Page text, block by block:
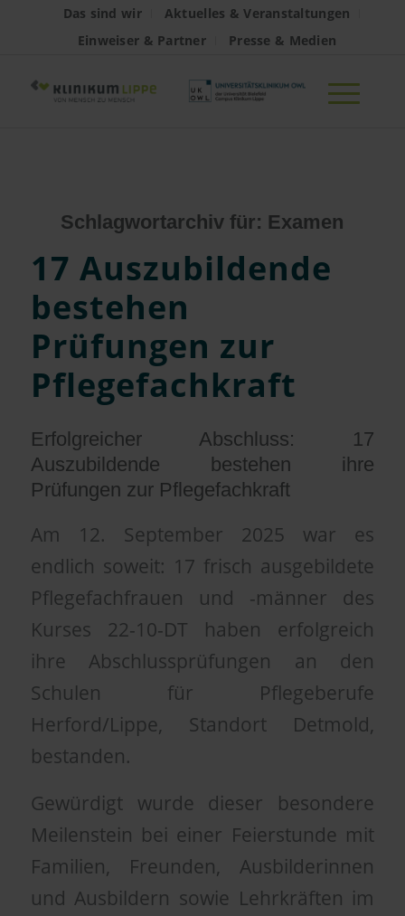
Das sind wir
Aktuelles & Veranstaltungen
Einweiser & Partner
Presse & Medien
Schlagwortarchiv für: Examen
17 Auszubildende
bestehen
Prüfungen zur
Pflegefachkraft
Erfolgreicher Abschluss: 17
Auszubildende bestehen ihre
Prüfungen zur Pflegefachkraft
Am 12. September 2025 war es
endlich soweit: 17 frisch ausgebildete
Pflegefachfrauen und -männer des
Kurses 22-10-DT haben erfolgreich
ihre Abschlussprüfungen an den
Schulen für Pflegeberufe
Herford/Lippe, Standort Detmold,
bestanden.
Gewürdigt wurde dieser besondere
Meilenstein bei einer Feierstunde mit
Familien, Freunden, Ausbilderinnen
und Ausbildern sowie Lehrkräften im